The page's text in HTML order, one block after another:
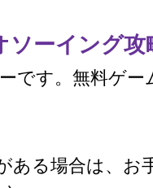
ソーイング
です。無料ゲー
ある場合は、お